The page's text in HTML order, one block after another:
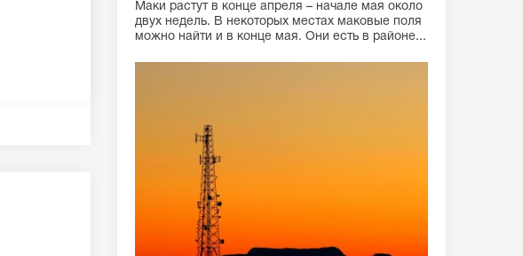
Маки растут в конце апреля – начале мая около
двух недель. В некоторых местах маковые поля
можно найти и в конце мая. Они есть в районе...